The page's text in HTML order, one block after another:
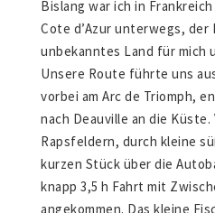
Bislang war ich in
Cote d’Azur unterwegs, der
unbekanntes Land für mich
Unsere Route führte uns
vorbei am Arc de Triomph,
nach Deauville an die Küste.
Rapsfeldern, durch kleine
kurzen Stück über die
knapp 3,5 h Fahrt mit
angekommen. Das kleine